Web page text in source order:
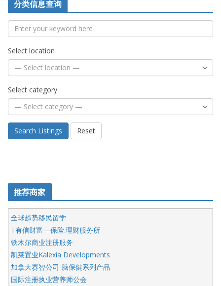
分类信息查询
Select location
Select category
Search Listings Reset
推荐商家
全球趋势移民留学
T有信财富—保险.理财服务所
铁木尔商业注册服务
凯莱置业Kalexia Developments
加拿大赛智公司-脑保健系列产品
国际注册执业营养师公会